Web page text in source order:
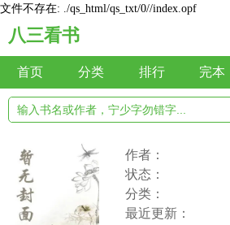
文件不存在: ./qs_html/qs_txt/0//index.opf
八三看书
首页 分类 排行 完本
作者：
状态：
分类：
最近更新：